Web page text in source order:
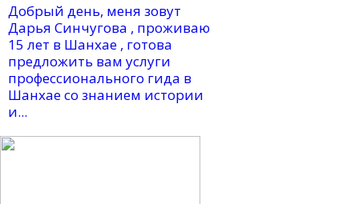
Добрый день, меня зовут
Дарья Синчугова , проживаю
15 лет в Шанхае , готова
предложить вам услуги
профессионального гида в
Шанхае со знанием истории
и...